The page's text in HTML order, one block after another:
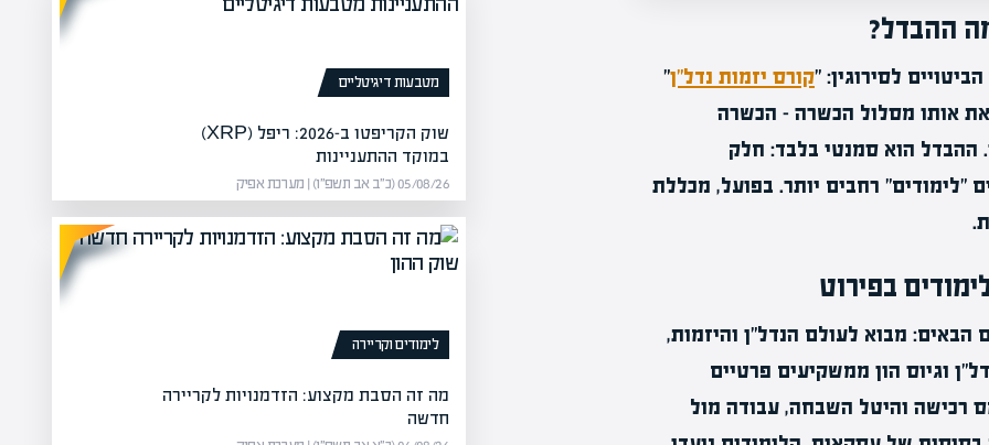
מה ההבדל?
לסירוגין: "קורס יזמות נדל"ן"
את אותו מסלול הכשרה – הכשרה
ההבדל הוא סמנטי בלבד: חלק
רחבים יותר. בפועל, מכללת
בפירוט
הבאים: מבוא לעולם הנדל"ן והיזמות,
וגיוס הון ממשקיעים פרטיים
רכישה והיטל השבחה, עבודה מול
מטבעות דיגיטליים
שוק הקריפטו ב-2026: ריפל (XRP)
במוקד ההתעניינות
05/08/26 (כ״ב אב תשפ״ו) | מערכת אפיק
לימודים וקריירה
מה זה הסבת מקצוע: הזדמנויות לקריירה
חדשה